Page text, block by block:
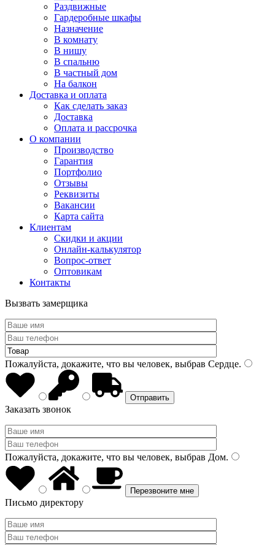
Раздвижные
Гардеробные шкафы
Назначение
В комнату
В нишу
В спальню
В частный дом
На балкон
Доставка и оплата
Как сделать заказ
Доставка
Оплата и рассрочка
О компании
Производство
Гарантия
Портфолио
Отзывы
Реквизиты
Вакансии
Карта сайта
Клиентам
Скидки и акции
Онлайн-калькулятор
Вопрос-ответ
Оптовикам
Контакты
Вызвать замерщика
Пожалуйста, докажите, что вы человек, выбрав Сердце.
Заказать звонок
Пожалуйста, докажите, что вы человек, выбрав Дом.
Письмо директору